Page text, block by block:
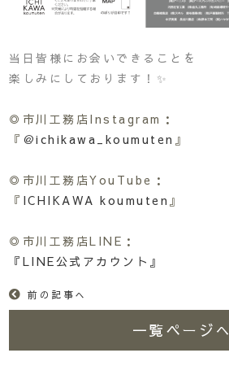
当日皆様にお会いできることを
楽しみにしております！✨
◎市川工務店Instagram：
『 ＠ichikawa_koumuten 』
◎市川工務店YouTube：
『 ICHIKAWA koumuten 』
◎市川工務店LINE：
『LINE公式アカウント』
前の記事へ
一覧ページへ